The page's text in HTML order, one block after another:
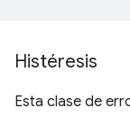
Histéresis
Esta clase de